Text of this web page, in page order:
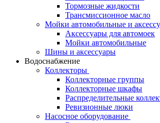
Тормозные жидкости
Трансмиссионное масло
Мойки автомобильные и
Аксессуары для автомоек
Мойки автомобильные
Шины и аксессуары
Водоснабжение
Коллекторы
Коллекторные группы
Коллекторные шкафы
Распределительные
Ревизионные люки
Насосное оборудование